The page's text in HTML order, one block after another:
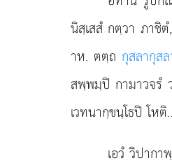
นิสฺเสสํ กตฺวา ภาชิ
าห. ตตฺถ กุสลากุส
สพฺพมฺปิ กามาวจรํ
เวทนากฺขนฺโธปิ โ
เอวํ วิปาก